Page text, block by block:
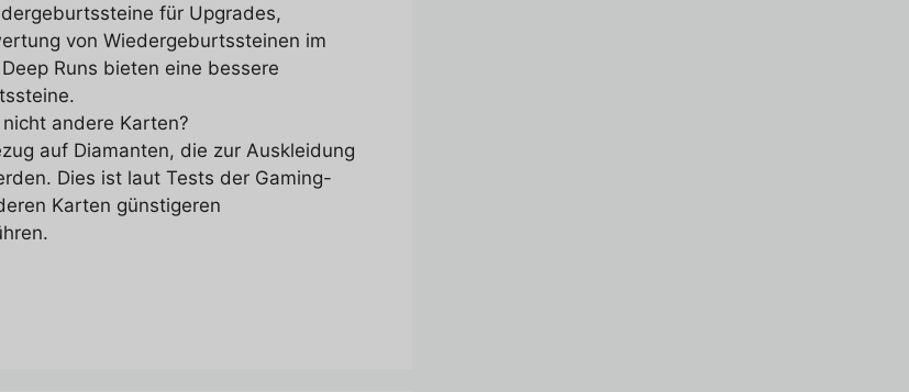
für Upgrades,
von Wiedergeburtssteinen im
Runs bieten eine bessere
andere Karten?
auf Diamanten, die zur Auskleidung
Dies ist laut Tests der Gaming-
Karten günstigeren